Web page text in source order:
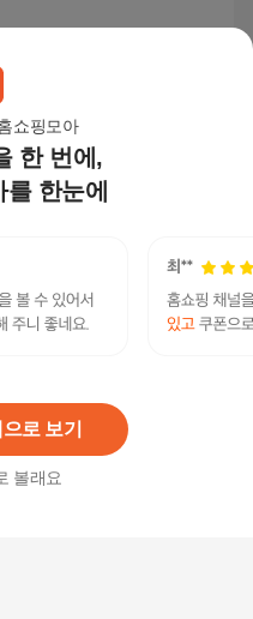
쇼핑모아
한 번에,
한눈에
로 보기
볼래요
무소음 14인치 써큘레이
BZ173D
음 AI 입체바람 12단계 풍속조